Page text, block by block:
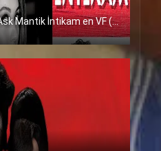
Les Amants Destines – Ask Mantik İntikam en VF (Voix Francaise)